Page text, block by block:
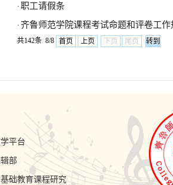
· 职工请假条
· 齐鲁师范学院课程考试命题和评卷工作
共142条 8/8 首页 上页 下页 尾页
平台
部
础教育课程研究